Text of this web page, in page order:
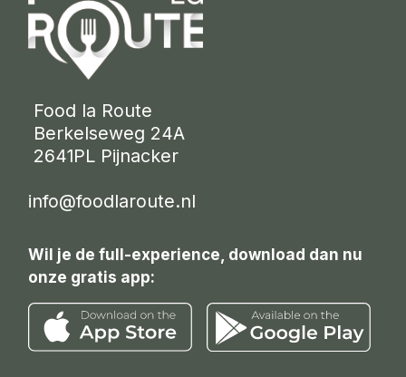
Food la Route
Berkelseweg 24A
2641PL Pijnacker
info@foodlaroute.nl
Wil je de full-experience, download dan nu
onze gratis app: